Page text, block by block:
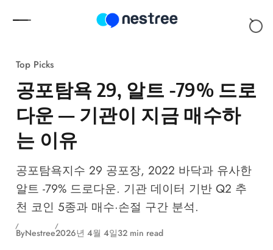
Top Picks
공포탐욕 29, 알트 -79% 드로
다운 — 기관이 지금 매수하
는 이유
공포탐욕지수 29 공포장, 2022 바닥과 유사한
알트 -79% 드로다운. 기관 데이터 기반 Q2 추
천 코인 5종과 매수·손절 구간 분석.
ByNestree2026년 4월 4일32 min read